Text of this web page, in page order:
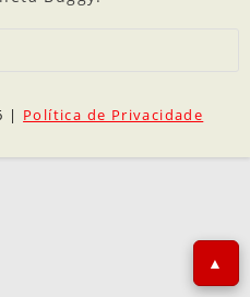
| Política de Privacidade